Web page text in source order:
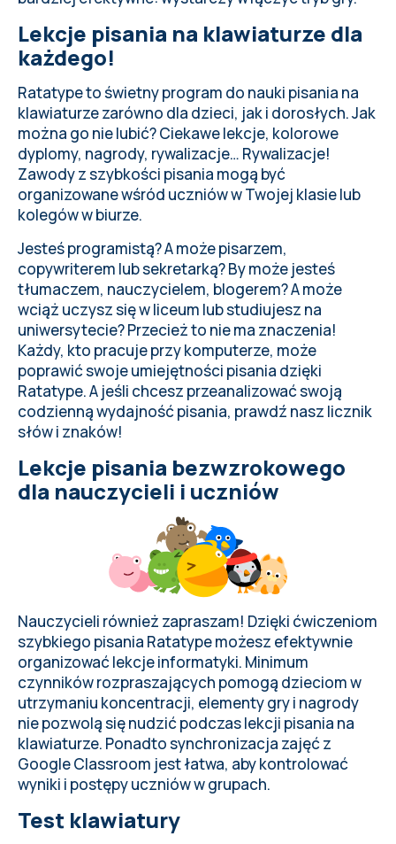
Lekcje pisania na klawiaturze dla
każdego!
Ratatype to świetny program do nauki pisania na
klawiaturze zarówno dla dzieci, jak i dorosłych. Jak
można go nie lubić? Ciekawe lekcje, kolorowe
dyplomy, nagrody, rywalizacje… Rywalizacje!
Zawody z szybkości pisania mogą być
organizowane wśród uczniów w Twojej klasie lub
kolegów w biurze.
Jesteś programistą? A może pisarzem,
copywriterem lub sekretarką? By może jesteś
tłumaczem, nauczycielem, blogerem? A może
wciąż uczysz się w liceum lub studiujesz na
uniwersytecie? Przecież to nie ma znaczenia!
Każdy, kto pracuje przy komputerze, może
poprawić swoje umiejętności pisania dzięki
Ratatype. A jeśli chcesz przeanalizować swoją
codzienną wydajność pisania, prawdź nasz licznik
słów i znaków!
Lekcje pisania bezwzrokowego
dla nauczycieli i uczniów
Nauczycieli również zapraszam! Dzięki ćwiczeniom
szybkiego pisania Ratatype możesz efektywnie
organizować lekcje informatyki. Minimum
czynników rozpraszających pomogą dzieciom w
utrzymaniu koncentracji, elementy gry i nagrody
nie pozwolą się nudzić podczas lekcji pisania na
klawiaturze. Ponadtosynchronizacja zajęć z
Google Classroom jest łatwa, aby kontrolować
wyniki i postępy uczniów w grupach.
Test klawiatury